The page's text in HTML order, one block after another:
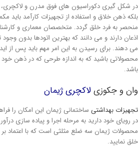
شکل گیری دکوراسیون های فوق مدرن و لاکچری،
ذهن خلاق و استفاده از تجهیزات کارآمد باید
به فرد خلق گردد. متخصصان معماری و
دارند و می دانند که بهترین اتودها بدون
دهند. برای رسیدن به این امر مهم باید پس از ایده
باشید که به اندازه طرحی که در ذهن خود
و جکوزیلاکچری ژیمان
بهداشتیساختمانی ژیمان این امکان را
رویای خود دارید به مرحله اجرا و پیاده سازی
ژیمان سه ضلع مثلثی است که با اعتماد بر
نمایید.